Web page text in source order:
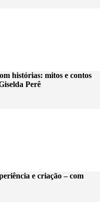
histórias: mitos e contos
Perê
e criação – com